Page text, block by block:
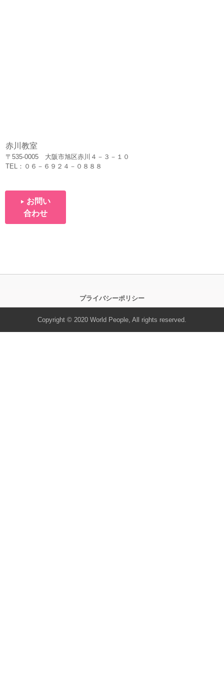
赤川教室
〒535-0005 大阪市旭区赤川４－３－１０
TEL：０６－６９２４－０８８８
お問い
合わせ
プライバシーポリシー
Copyright © 2020 World People, All rights reserved.